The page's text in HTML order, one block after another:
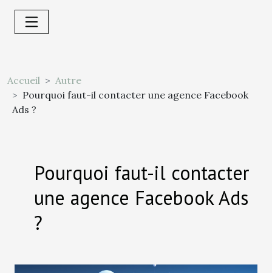
Accueil
Autre
Pourquoi faut-il contacter une agence Facebook
Ads ?
Pourquoi faut-il contacter
une agence Facebook Ads
?